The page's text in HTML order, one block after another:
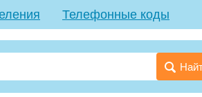
Телефонные коды